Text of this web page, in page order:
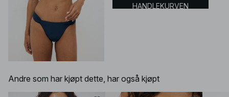
HANDLEKURVEN
Andre som har kjøpt dette, har også kjøpt